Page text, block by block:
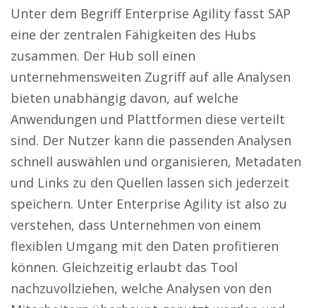
Unter dem Begriff Enterprise Agility fasst SAP
eine der zentralen Fähigkeiten des Hubs
zusammen. Der Hub soll einen
unternehmensweiten Zugriff auf alle Analysen
bieten unabhängig davon, auf welche
Anwendungen und Plattformen diese verteilt
sind. Der Nutzer kann die passenden Analysen
schnell auswählen und organisieren, Metadaten
und Links zu den Quellen lassen sich jederzeit
speichern. Unter Enterprise Agility ist also zu
verstehen, dass Unternehmen von einem
flexiblen Umgang mit den Daten profitieren
können. Gleichzeitig erlaubt das Tool
nachzuvollziehen, welche Analysen von den